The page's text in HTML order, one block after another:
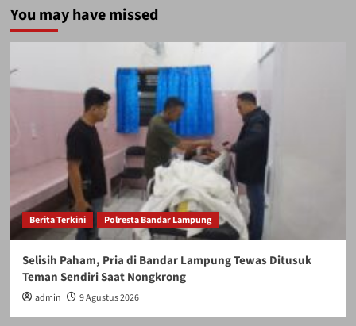
You may have missed
Berita Terkini Polresta Bandar Lampung
Selisih Paham, Pria di Bandar Lampung Tewas Ditusuk
Teman Sendiri Saat Nongkrong
admin 9 Agustus 2026